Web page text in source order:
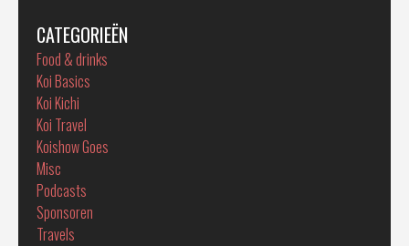
CATEGORIEËN
Food & drinks
Koi Basics
Koi Kichi
Koi Travel
Koishow Goes
Misc
Podcasts
Sponsoren
Travels